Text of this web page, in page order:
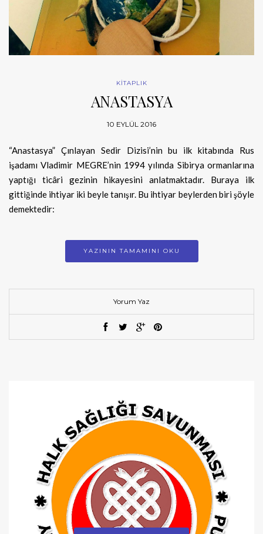
KİTAPLIK
ANASTASYA
10 EYLÜL 2016
“Anastasya” Çınlayan Sedir Dizisi’nin bu ilk kitabında Rus
işadamı Vladimir MEGRE’nin 1994 yılında Sibirya ormanlarına
yaptığı ticâri gezinin hikayesini anlatmaktadır. Buraya ilk
gittiğinde ihtiyar iki beyle tanışır. Bu ihtiyar beylerden biri şöyle
demektedir:
YAZININ TAMAMINI OKU
Yorum Yaz